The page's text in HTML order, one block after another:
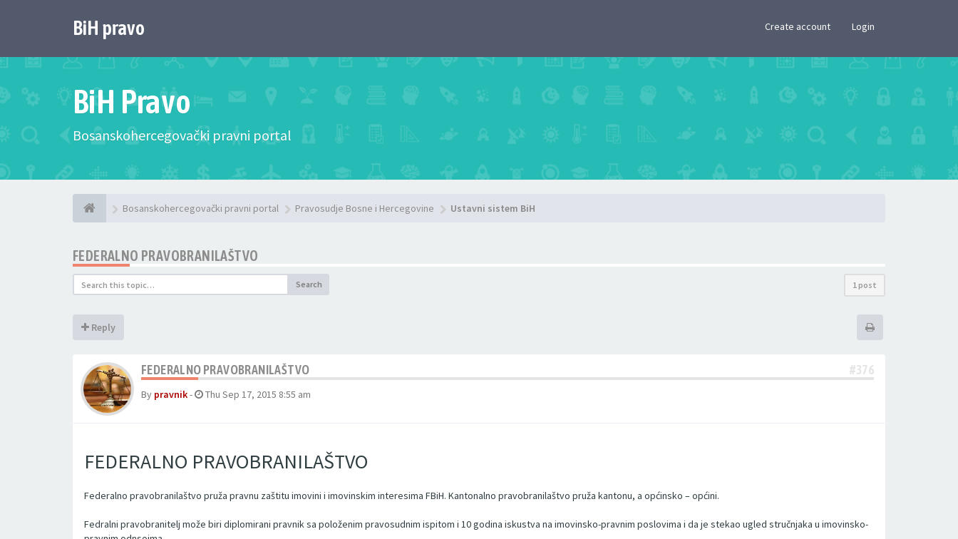
BiH pravo Create account Login
BiH Pravo
Bosanskohercegovački pravni portal
Bosanskohercegovački pravni portal Pravosudje Bosne i Hercegovine Ustavni sistem BiH
FEDERALNO PRAVOBRANILAŠTVO
Search 1 post
Reply
FEDERALNO PRAVOBRANILAŠTVO #376
By pravnik- Thu Sep 17, 2015 8:55 am
FEDERALNO PRAVOBRANILAŠTVO
Federalno pravobranilaštvo pruža pravnu zaštitu imovini i imovinskim interesima FBiH. Kantonalno pravobranilaštvo pruža kantonu, a općinsko – općini.
Fedralni pravobranitelj može biri diplomirani pravnik sa položenim pravosudnim ispitom i 10 godina iskustva na imovinsko-pravnim poslovima i da je stekao ugled stručnjaka u imovinsko-